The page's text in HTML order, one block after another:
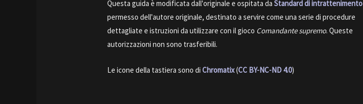
Questa guida è modificata dall'originale e ospitata daStandard di intrattenimento
permesso dell'autore originale, destinato a servire come una serie di procedure
dettagliate e istruzioni da utilizzare con il gioco Comandante supremo. Queste
autorizzazioni non sono trasferibili.
Le icone della tastiera sono diChromatix(CC BY-NC-ND 4.0)